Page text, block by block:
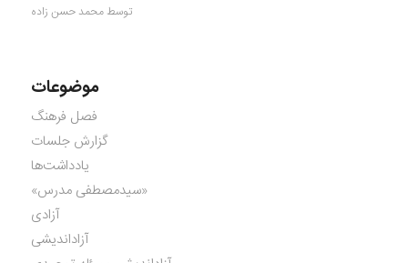
توسط محمد حسن زاده
موضوعات
فصل فرهنگ
گزارش جلسات
یادداشت‌ها
«سیدمصطفی مدرس»
آزادی
آزاداندیشی